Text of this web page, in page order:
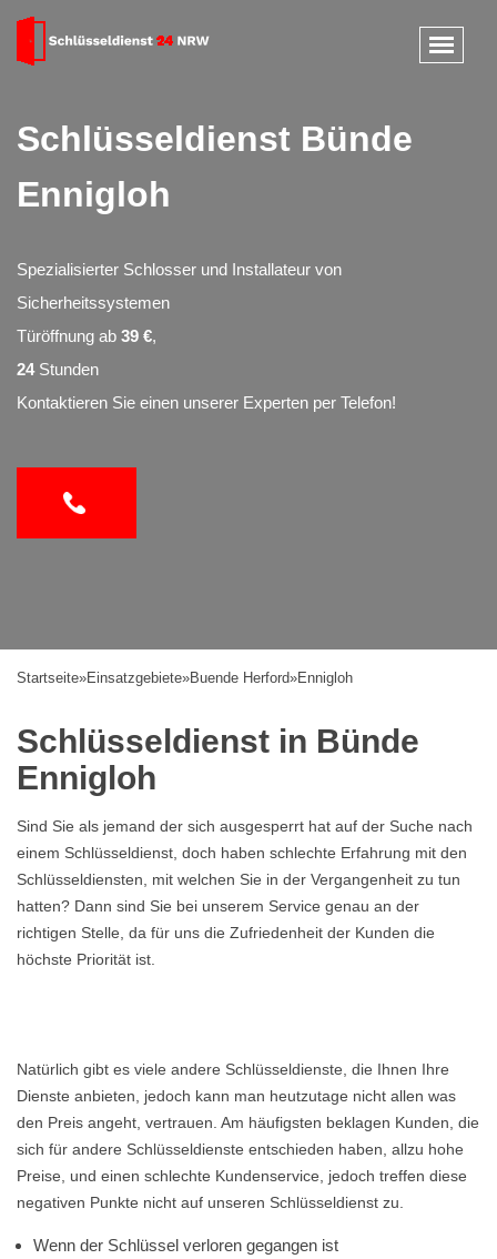
Schlüsseldienst Bünde
Ennigloh
Spezialisierter Schlosser und Installateur von
Sicherheitssystemen
Türöffnung ab 39 €,
24Stunden
Kontaktieren Sie einen unserer Experten per Telefon!
Startseite»Einsatzgebiete»Buende Herford»Ennigloh
Schlüsseldienst in Bünde
Ennigloh
Sind Sie als jemand der sich ausgesperrt hat auf der Suche nach
einem Schlüsseldienst, doch haben schlechte Erfahrung mit den
Schlüsseldiensten, mit welchen Sie in der Vergangenheit zu tun
hatten? Dann sind Sie bei unserem Service genau an der
richtigen Stelle, da für uns die Zufriedenheit der Kunden die
höchste Priorität ist.
Natürlich gibt es viele andere Schlüsseldienste, die Ihnen Ihre
Dienste anbieten, jedoch kann man heutzutage nicht allen was
den Preis angeht, vertrauen. Am häufigsten beklagen Kunden, die
sich für andere Schlüsseldienste entschieden haben, allzu hohe
Preise, und einen schlechte Kundenservice, jedoch treffen diese
negativen Punkte nicht auf unseren Schlüsseldienst zu.
Wenn der Schlüssel verloren gegangen ist